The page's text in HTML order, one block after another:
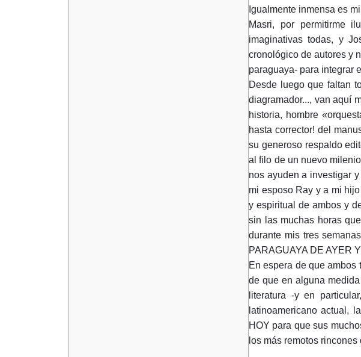
Igualmente inmensa es
Masri, por permitirme
imaginativas todas, y
cronológico de autores y
paraguaya- para integrar
Desde luego que faltan
diagramador..., van aquí
historia, hombre
hasta corrector! del
su generoso respaldo
al filo de un nuevo
nos ayuden a investigar
mi esposo Ray y a mi
y espiritual de ambos y
sin las muchas horas
durante mis tres
PARAGUAYA DE AYER
En espera de que
de que en alguna
literatura -y en
latinoamericano actual,
HOY para que sus
los más remotos